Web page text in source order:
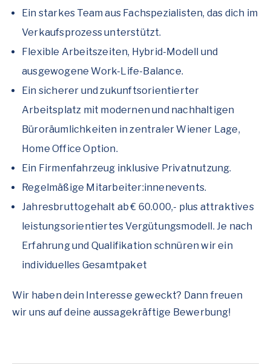
Ein starkes Team aus Fachspezialisten, das dich im
Verkaufsprozess unterstützt.
Flexible Arbeitszeiten, Hybrid-Modell und
ausgewogene Work-Life-Balance.
Ein sicherer und zukunftsorientierter
Arbeitsplatz mit modernen und nachhaltigen
Büroräumlichkeiten in zentraler Wiener Lage,
Home Office Option.
Ein Firmenfahrzeug inklusive Privatnutzung.
Regelmäßige Mitarbeiter:innenevents.
Jahresbruttogehalt ab € 60.000,- plus attraktives
leistungsorientiertes Vergütungsmodell. Je nach
Erfahrung und Qualifikation schnüren wir ein
individuelles Gesamtpaket
Wir haben dein Interesse geweckt? Dann freuen
wir uns auf deine aussagekräftige Bewerbung!